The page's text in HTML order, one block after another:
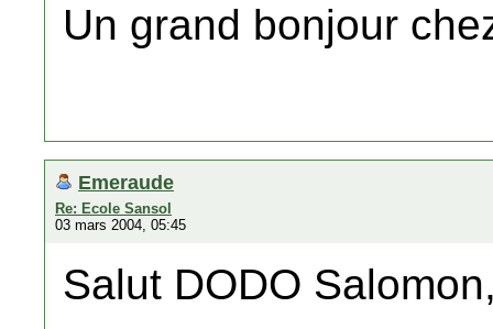
Un grand bonjour
Emeraude
Re: Ecole Sansol
03 mars 2004, 05:45
Salut DODO